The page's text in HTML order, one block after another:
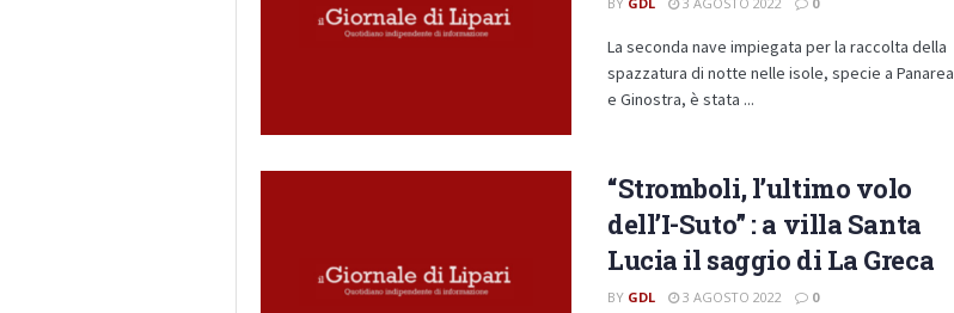
La seconda nave impiegata per la raccolta della
spazzatura di notte nelle isole, specie a Panarea
e Ginostra, è stata ...
“Stromboli, l’ultimo volo
dell’I-Suto” : a villa Santa
Lucia il saggio di La Greca
BY GDL 3 AGOSTO 2022 0